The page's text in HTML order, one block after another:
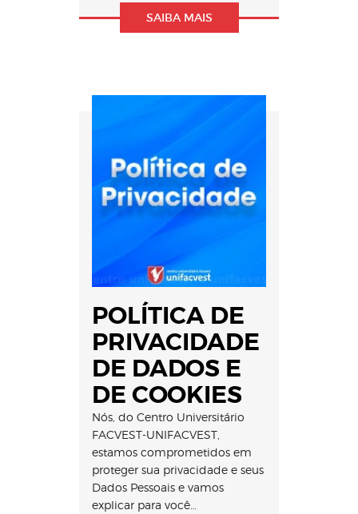
SAIBA MAIS
POLÍTICA DE
PRIVACIDADE
DE DADOS E
DE COOKIES
Nós, do Centro Universitário
FACVEST-UNIFACVEST,
estamos comprometidos em
proteger sua privacidade e seus
Dados Pessoais e vamos
explicar para você…